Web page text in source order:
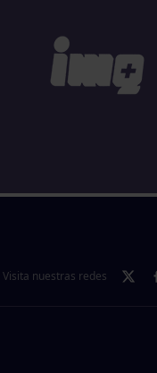
Visita nuestras redes